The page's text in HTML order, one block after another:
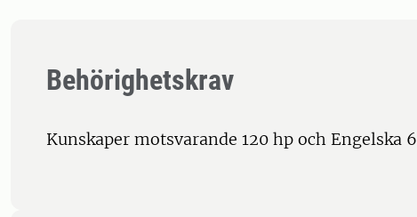
Behörighetskrav
Kunskaper motsvarande 120 hp och Engelska 6